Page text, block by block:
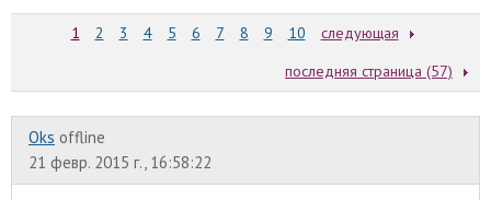
1 2 3 4 5 6 7 8 9 10
следующая
последняя страница (57)
Oks offline
21 февр. 2015 г., 16:58:22